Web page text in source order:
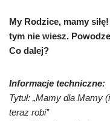
My Rodzice, mamy
tym nie wiesz.
Co dalej?
Informacje techniczne:
Tytuł: „Mamy dla Mamy
teraz robi”